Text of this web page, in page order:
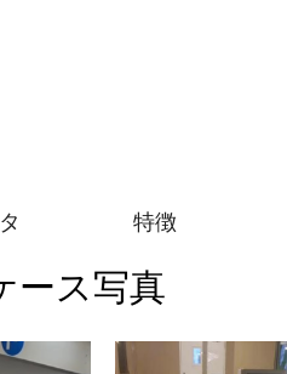
特徴
ース写真